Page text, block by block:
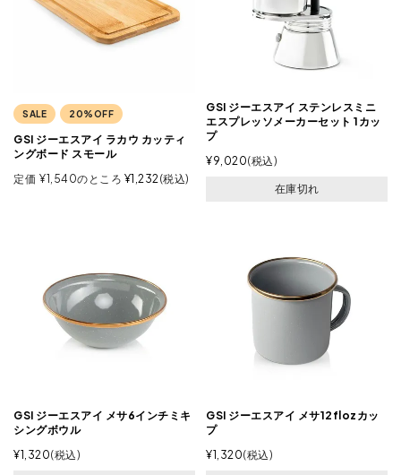
SALE 20%OFF
GSI ジーエスアイ ラカウ カッティ
ングボード スモール
定価 ¥1,540のところ ¥1,232 税込
GSI ジーエスアイ ステンレスミニ
エスプレッソメーカーセット 1カッ
プ
¥9,020 税込
在庫切れ
GSI ジーエスアイ メサ6インチミキ
シングボウル
¥1,320 税込
GSI ジーエスアイ メサ12flozカッ
プ
¥1,320 税込